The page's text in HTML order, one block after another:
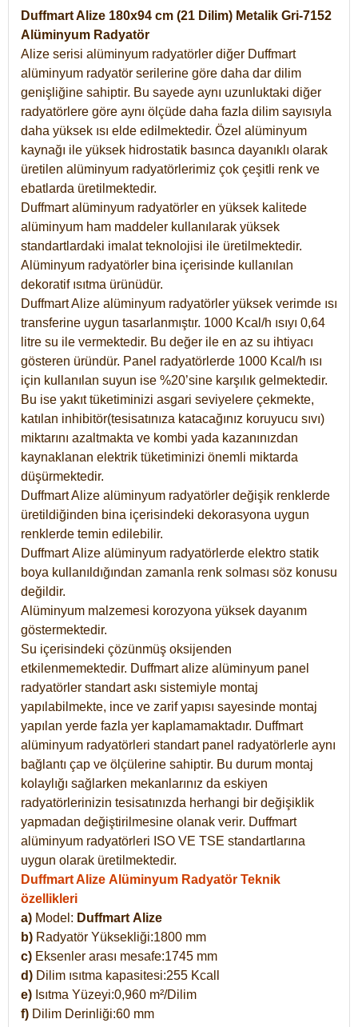
Duffmart Alize 180x94 cm (21 Dilim) Metalik Gri-7152
Alüminyum Radyatör
Alize serisi alüminyum radyatörler diğer Duffmart
alüminyum radyatör serilerine göre daha dar dilim
genişliğine sahiptir. Bu sayede aynı uzunluktaki diğer
radyatörlere göre aynı ölçüde daha fazla dilim sayısıyla
daha yüksek ısı elde edilmektedir. Özel alüminyum
kaynağı ile yüksek hidrostatik basınca dayanıklı olarak
üretilen alüminyum radyatörlerimiz çok çeşitli renk ve
ebatlarda üretilmektedir.
Duffmart alüminyum radyatörler en yüksek kalitede
alüminyum ham maddeler kullanılarak yüksek
standartlardaki imalat teknolojisi ile üretilmektedir.
Alüminyum radyatörler bina içerisinde kullanılan
dekoratif ısıtma ürünüdür.
Duffmart Alize alüminyum radyatörler yüksek verimde ısı
transferine uygun tasarlanmıştır. 1000 Kcal/h ısıyı 0,64
litre su ile vermektedir. Bu değer ile en az su ihtiyacı
gösteren üründür. Panel radyatörlerde 1000 Kcal/h ısı
için kullanılan suyun ise %20’sine karşılık gelmektedir.
Bu ise yakıt tüketiminizi asgari seviyelere çekmekte,
katılan inhibitör(tesisatınıza katacağınız koruyucu sıvı)
miktarını azaltmakta ve kombi yada kazanınızdan
kaynaklanan elektrik tüketiminizi önemli miktarda
düşürmektedir.
Duffmart Alize alüminyum radyatörler değişik renklerde
üretildiğinden bina içerisindeki dekorasyona uygun
renklerde temin edilebilir.
DuffmartAlize alüminyum radyatörlerde elektro statik
boya kullanıldığından zamanla renk solması söz konusu
değildir.
Alüminyum malzemesi korozyona yüksek dayanım
göstermektedir.
Su içerisindeki çözünmüş oksijenden
etkilenmemektedir. Duffmart alize alüminyum panel
radyatörler standart askı sistemiyle montaj
yapılabilmekte, ince ve zarif yapısı sayesinde montaj
yapılan yerde fazla yer kaplamamaktadır. Duffmart
alüminyum radyatörleri standart panel radyatörlerle aynı
bağlantı çap ve ölçülerine sahiptir. Bu durum montaj
kolaylığı sağlarken mekanlarınız da eskiyen
radyatörlerinizin tesisatınızda herhangi bir değişiklik
yapmadan değiştirilmesine olanak verir. Duffmart
alüminyum radyatörleri ISO VE TSE standartlarına
uygun olarak üretilmektedir.
Duffmart Alize Alüminyum Radyatör Teknik
özellikleri
a) Model: Duffmart Alize
b) Radyatör Yüksekliği:1800 mm
c) Eksenler arası mesafe:1745 mm
d) Dilim ısıtma kapasitesi:255 Kcall
e) Isıtma Yüzeyi:0,960 m²/Dilim
f) Dilim Derinliği:60 mm